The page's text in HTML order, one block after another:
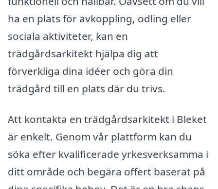
ha en plats för avkoppling, odling eller
sociala aktiviteter, kan en
trädgårdsarkitekt hjälpa dig att
förverkliga dina idéer och göra din
trädgård till en plats där du trivs.
Att kontakta en trädgårdsarkitekt i Bleket
är enkelt. Genom vår plattform kan du
söka efter kvalificerade yrkesverksamma i
ditt område och begära offert baserat på